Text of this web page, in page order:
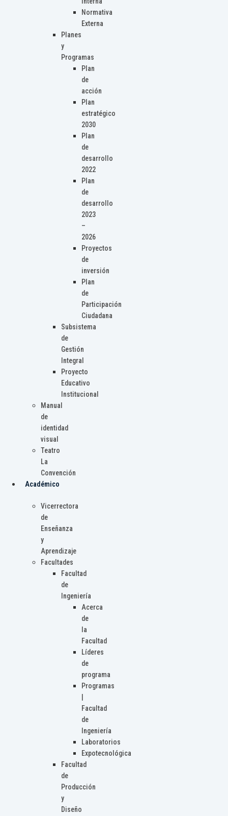
Normativa
Externa
Planes
y
Programas
Plan
de
acción
Plan
estratégico
2030
Plan
de
desarrollo
2022
Plan
de
desarrollo
2023
–
2026
Proyectos
de
inversión
Plan
de
Participación
Ciudadana
Subsistema
de
Gestión
Integral
Proyecto
Educativo
Institucional
Manual
de
identidad
visual
Teatro
La
Convención
Académico
Vicerrectora
de
Enseñanza
y
Aprendizaje
Facultades
Facultad
de
Ingeniería
Acerca
de
la
Facultad
Líderes
de
programa
Programas
Facultad
de
Ingeniería
Laboratorios
Expotecnológica
Facultad
de
Producción
y
Diseño